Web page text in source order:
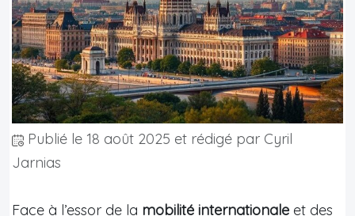
Publié le 18 août 2025 et rédigé par Cyril
Jarnias
Face à l’essor de la mobilité internationale et des